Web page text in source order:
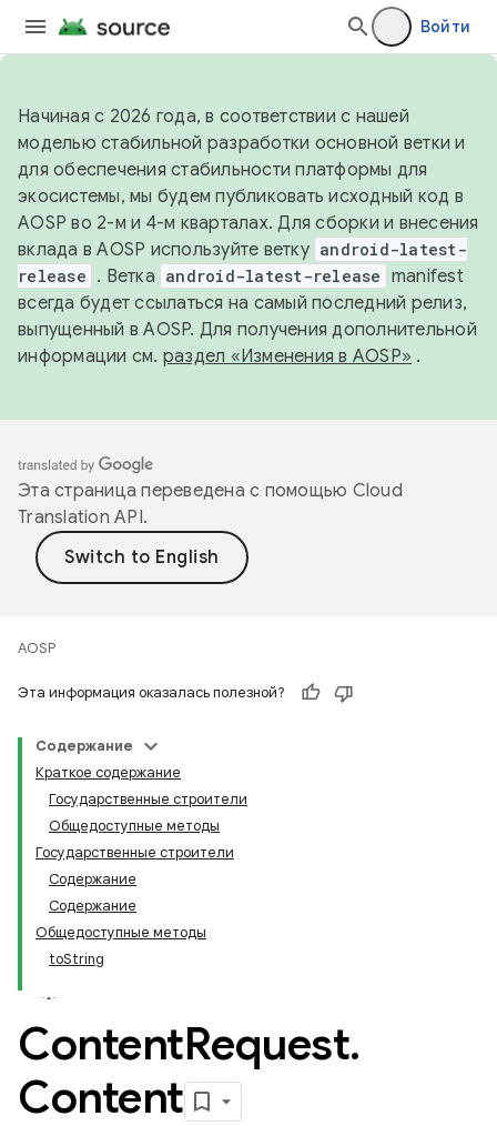
Войти
Начиная с 2026 года, в соответствии с нашей
моделью стабильной разработки основной ветки и
для обеспечения стабильности платформы для
экосистемы, мы будем публиковать исходный код в
AOSP во 2-м и 4-м кварталах. Для сборки и внесения
вклада в AOSP используйте ветку android-latest-
release . Ветка android-latest-release manifest
всегда будет ссылаться на самый последний релиз,
выпущенный в AOSP. Для получения дополнительной
информации см. раздел «Изменения в AOSP» .
Эта страница переведена с помощью Cloud
Translation API.
AOSP
Эта информация оказалась полезной?
Содержание
Краткое содержание
Государственные строители
Общедоступные методы
Государственные строители
Содержание
Содержание
Общедоступные методы
toString
ContentRequest.
Content